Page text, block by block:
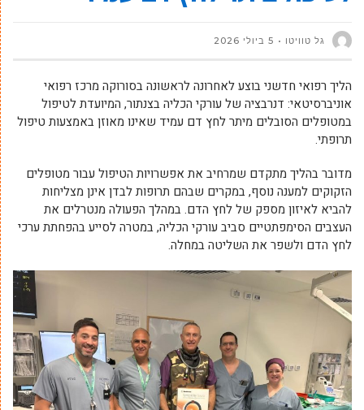
גל טוויטו 5 ביולי 2026
הליך רפואי חדשני בוצע לאחרונה לראשונה בסורוקה מרכז רפואי
אוניברסיטאי: דנרבציה של עורקי הכליה בצנתור, המיועדת לטיפול
במטופלים הסובלים מיתר לחץ דם עמיד שאינו מאוזן באמצעות טיפול
תרופתי.
מדובר בהליך מתקדם שמרחיב את אפשרויות הטיפול עבור מטופלים
הזקוקים למענה נוסף, במקרים שבהם תרופות לבדן אינן מצליחות
להביא לאיזון מספק של לחץ הדם. במהלך הפעולה מנטרלים את
העצבים הסימפתטיים סביב עורקי הכליה, במטרה לסייע בהפחתת ערכי
לחץ הדם ולשפר את השליטה במחלה.